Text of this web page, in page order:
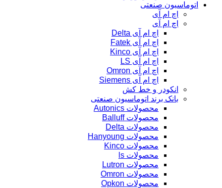
اتوماسیون صنعتی
اچ ام آی
اچ ام آی
اچ ام آی Delta
اچ ام آی Fatek
اچ ام آی Kinco
اچ ام آی LS
اچ ام آی Omron
اچ ام آی Siemens
انکودر و خط کش
بانک برند اتوماسیون صنعتی
محصولات Autonics
محصولات Balluff
محصولات Delta
محصولات Hanyoung
محصولات Kinco
محصولات ls
محصولات Lutron
محصولات Omron
محصولات Opkon